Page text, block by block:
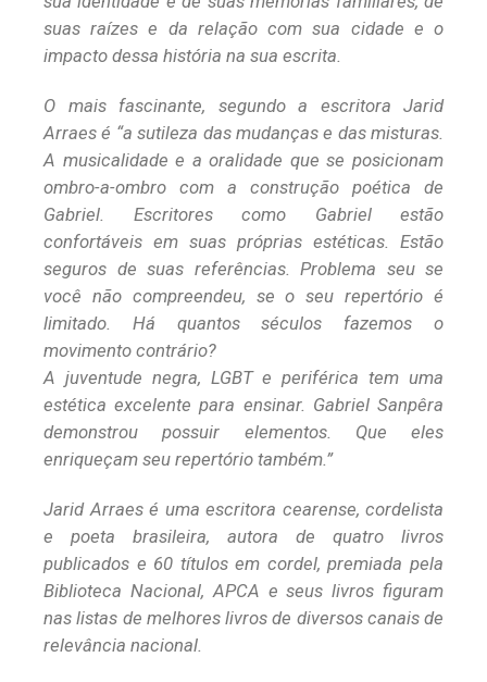
suas raízes e da relação com sua cidade e o
impacto dessa história na sua escrita.
O mais fascinante, segundo a escritora Jarid
Arraes é “a sutileza das mudanças e das misturas.
A musicalidade e a oralidade que se posicionam
ombro-a-ombro com a construção poética de
Gabriel. Escritores como Gabriel estão
confortáveis em suas próprias estéticas. Estão
seguros de suas referências. Problema seu se
você não compreendeu, se o seu repertório é
limitado. Há quantos séculos fazemos o
movimento contrário?
A juventude negra, LGBT e periférica tem uma
estética excelente para ensinar. Gabriel Sanpêra
demonstrou possuir elementos. Que eles
enriqueçam seu repertório também.”
Jarid Arraes é uma escritora cearense, cordelista
e poeta brasileira, autora de quatro livros
publicados e 60 títulos em cordel, premiada pela
Biblioteca Nacional, APCA e seus livros figuram
nas listas de melhores livros de diversos canais de
relevância nacional.